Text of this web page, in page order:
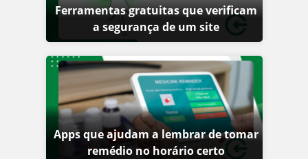
Ferramentas gratuitas que verificam
a segurança de um site
Apps que ajudam a lembrar de tomar
remédio no horário certo